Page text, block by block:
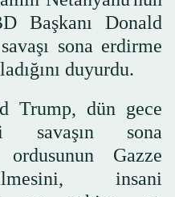
Başkanı Donald
sona erdirme
duyurdu.
Trump, dün gece
savaşın sona
Gazze
insani